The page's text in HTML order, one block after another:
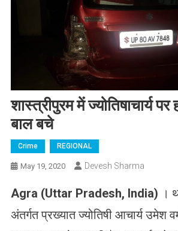
शास्त्रीपुरम में ज्योतिषाचार्य
बाल बचे
Crime REGIONAL
May 19, 2020 Devesh Sharma
Agra (Uttar Pradesh, India) ।
अंतर्गत प्रख्यात ज्योतिषी आचार्य उमेश